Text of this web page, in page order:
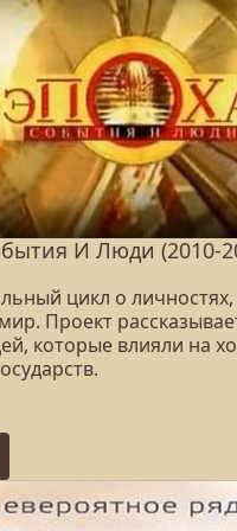
И Люди (2010-
цикл о
Проект
которые влияли на